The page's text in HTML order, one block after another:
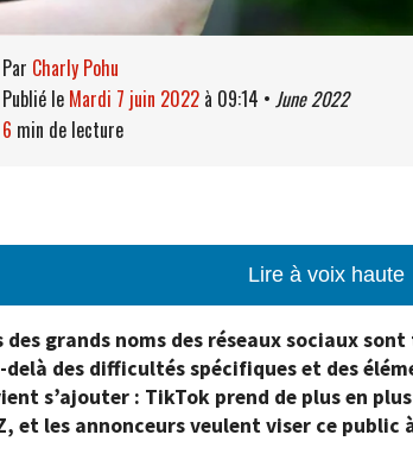
par Charly Pohu
publié le mardi 7 juin 2022 à 09:14 • June 2022
6 min de lecture
Lire à voix haute
des grands noms des réseaux sociaux sont
delà des difficultés spécifiques et des
s’ajouter : TikTok prend de plus en
et les annonceurs veulent viser ce public